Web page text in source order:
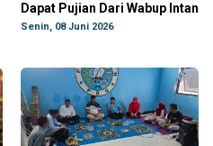
Dapat Pujian Dari Wabup Intan
Senin, 08 Juni 2026